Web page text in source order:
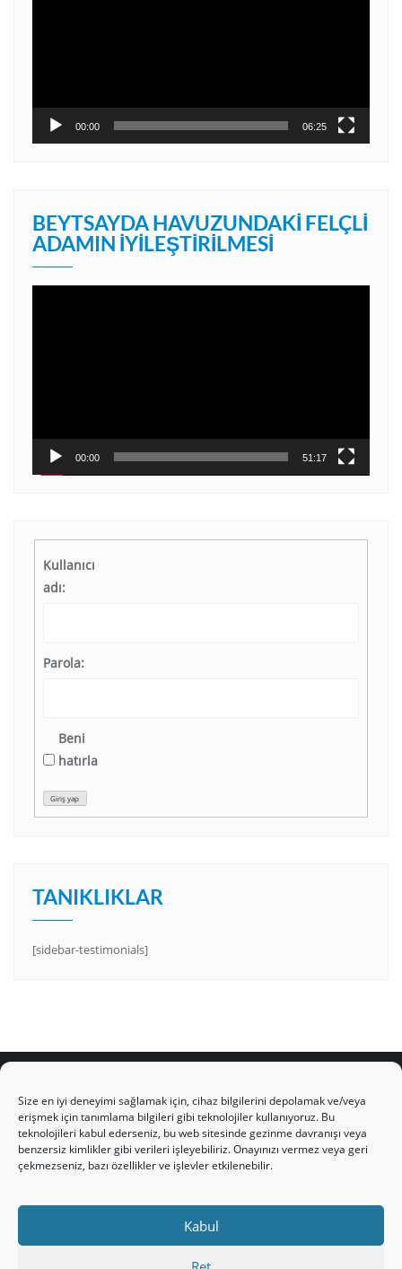
Size en iyi deneyimi sağlamak için, cihaz bilgilerini depolamak ve/veya
erişmek için tanımlama bilgileri gibi teknolojiler kullanıyoruz. Bu
teknolojileri kabul ederseniz, bu web sitesinde gezinme davranışı veya
benzersiz kimlikler gibi verileri işleyebiliriz. Onayınızı vermez veya geri
çekmezseniz, bazı özellikler ve işlevler etkilenebilir.
Kabul
00:00 06:25
BEYTSAYDA HAVUZUNDAKI FELÇLI
ADAMIN İYILEŞTIRILMESI
00:00 51:17
Kullanıcı
adı:
Parola:
Beni
hatırla
Giriş yap
TANIKLIKLAR
[sidebar-testimonials]
HAKKIMIZDA Üyelik Kuralları
Bize Yazın
Gizlilik Politikamız
İncil’den Dersler
Makaleler
ABNSAT Türkiye – Canlı İzleyin
Ahuva Hizmetleri YouTube Sayfası